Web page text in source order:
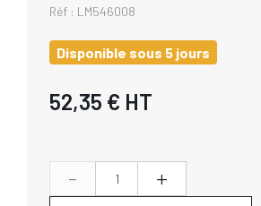
Réf : LM546008
Disponible sous 5 jours
52,35 € HT
- +